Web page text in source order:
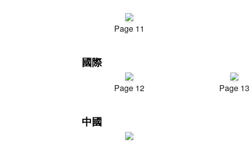
Page 11
國際
Page 12 Page 13
中國